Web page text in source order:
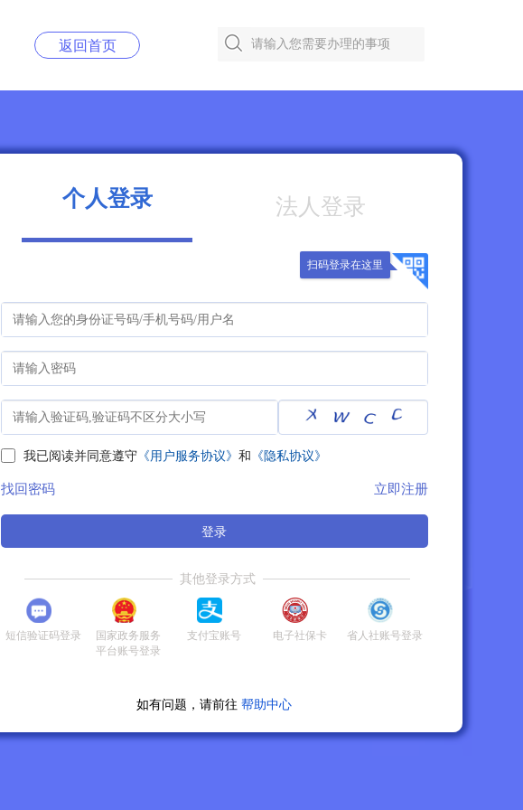
返回首页
个人登录 法人登录
扫码登录在这里
我已阅读并同意遵守《用户服务协议》 和 《隐私协议》
找回密码 立即注册
登录
其他登录方式
短信验证码登录
国家政务服务
平台账号登录
支付宝账号 电子社保卡 省人社账号登录
如有问题，请前往 帮助中心